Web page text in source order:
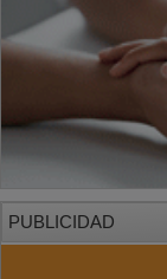
PUBLICIDAD